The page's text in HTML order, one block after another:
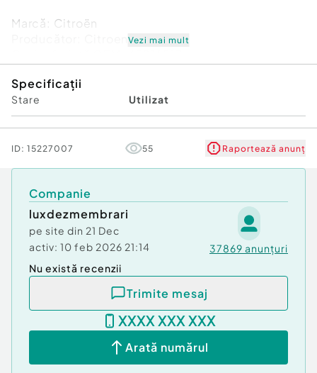
Marcă: Citroën
Producător: Citroen
9671530880-03 9671530880
Garanție
Vezi mai mult
Specificații
Stare Utilizat
ID: 15227007 55 Raportează anunț
Companie
luxdezmembrari
pe site din 21 Dec
activ: 10 feb 2026 21:14 37869 anunțuri
Nu există recenzii
Trimite mesaj
XXXX XXX XXX
Arată numărul